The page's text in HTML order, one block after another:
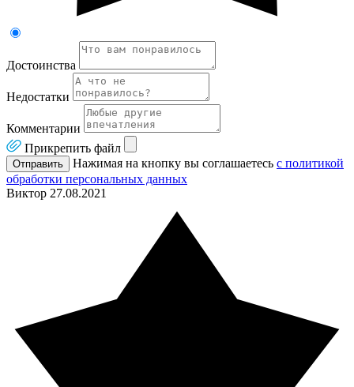
Достоинства
Недостатки
Комментарии
Прикрепить файл
Отправить Нажимая на кнопку вы соглашаетесь с политикой
обработки персональных данных
Виктор 27.08.2021